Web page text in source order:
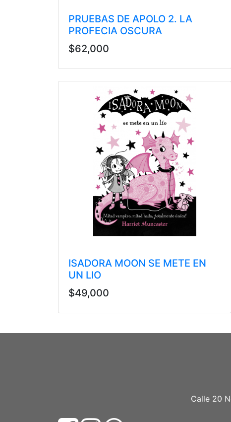
PRUEBAS DE APOLO 2. LA
PROFECIA OSCURA
$62,000
ISADORA MOON SE METE EN
UN LIO
$49,000
Calle 20